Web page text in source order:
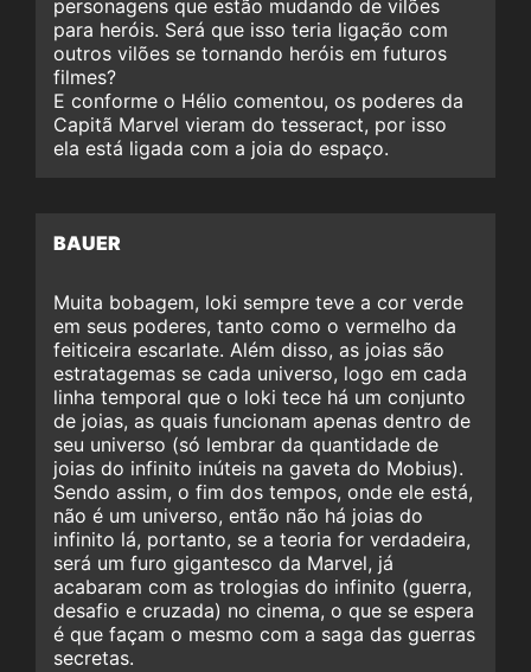
personagens que estão mudando de vilões
para heróis. Será que isso teria ligação com
outros vilões se tornando heróis em futuros
filmes?
E conforme o Hélio comentou, os poderes da
Capitã Marvel vieram do tesseract, por isso
ela está ligada com a joia do espaço.
BAUER
Muita bobagem, loki sempre teve a cor verde
em seus poderes, tanto como o vermelho da
feiticeira escarlate. Além disso, as joias são
estratagemas se cada universo, logo em cada
linha temporal que o loki tece há um conjunto
de joias, as quais funcionam apenas dentro de
seu universo (só lembrar da quantidade de
joias do infinito inúteis na gaveta do Mobius).
Sendo assim, o fim dos tempos, onde ele está,
não é um universo, então não há joias do
infinito lá, portanto, se a teoria for verdadeira,
será um furo gigantesco da Marvel, já
acabaram com as trologias do infinito (guerra,
desafio e cruzada) no cinema, o que se espera
é que façam o mesmo com a saga das guerras
secretas.